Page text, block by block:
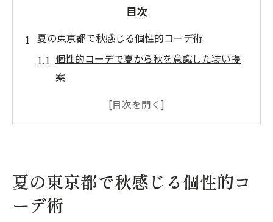
目次
夏の東京都で秋感じる個性的コーデ術
個性的コーデで夏から秋を意識した装い提
案
東京都で映える個性的コーデの季節感の出
暑さ対策と秋らしさ両立の個性的コーデの
工夫
個性的コーデが引き立つ秋先取りの組み合
夏の東京都で秋感じる個性的コ
ーデ術